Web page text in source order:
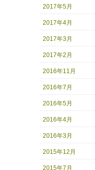
2017年5月
2017年4月
2017年3月
2017年2月
2016年11月
2016年7月
2016年5月
2016年4月
2016年3月
2015年12月
2015年7月